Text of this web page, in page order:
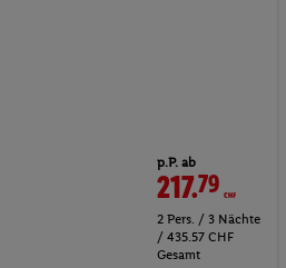
p.P. ab
217.79CHF
2 Pers. / 3 Nächte
/ 435.57 CHF
Gesamt